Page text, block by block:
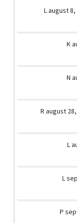
L august 8,
K
N
R august
L
L
P